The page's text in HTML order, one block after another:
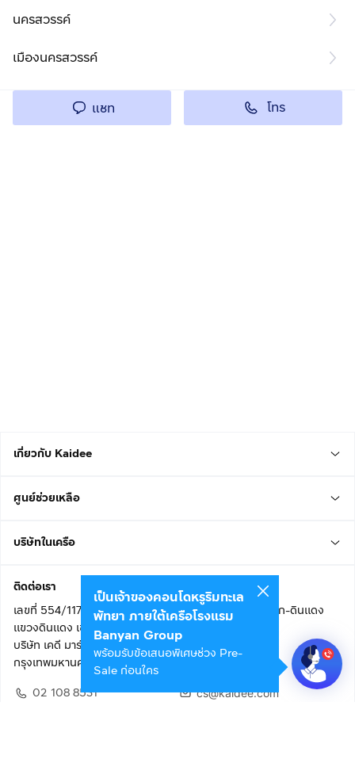
นครสวรรค์
เมืองนครสวรรค์
แชท โทร
เกี่ยวกับ Kaidee
ศูนย์ช่วยเหลือ
บริษัทในเครือ
ติดต่อเรา
เลขที่ 554/117 อาคารสกายไนน์ เซ็นเตอร์ ชั้น 22 ถนนอโศก-ดินแดง
แขวงดินแดง เขตดินแดง
บริษัท เคดี มาร์เก็ตเพลส จำกัด (สำนักงานใหญ่)
กรุงเทพมหานคร 10400
02 108 8531
cs@kaidee.com
เป็นเจ้าของคอนโดหรูริมทะเล
พัทยา ภายใต้เครือโรงแรม
Banyan Group
พร้อมรับข้อเสนอพิเศษช่วง Pre-
Sale ก่อนใคร